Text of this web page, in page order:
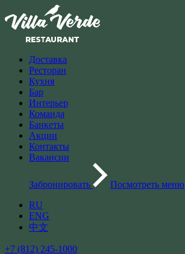
Доставка
Ресторан
Кухня
Бар
Интерьер
Команда
Банкеты
Акции
Контакты
Вакансии
Забронировать
Посмотреть меню
RU
ENG
中文
+7 (812) 245-1000